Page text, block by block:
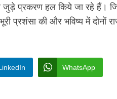
प्रकरण हल किये जा रहे हैं।
भूरी प्रशंसा की और भविष्य में
WhatsApp